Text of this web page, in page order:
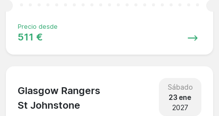
Precio desde
511 €
Glasgow Rangers
St Johnstone
Sábado
23 ene
2027